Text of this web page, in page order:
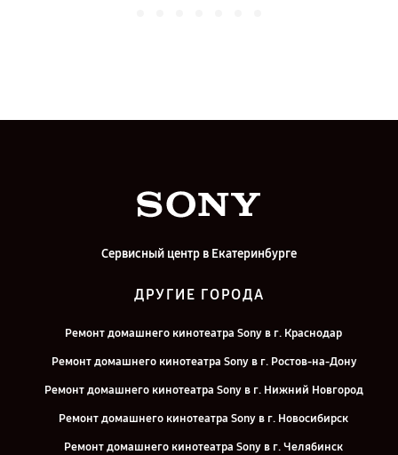
Сервисный центр в Екатеринбурге
ДРУГИЕ ГОРОДА
Ремонт домашнего кинотеатра Sony в г. Краснодар
Ремонт домашнего кинотеатра Sony в г. Ростов-на-Дону
Ремонт домашнего кинотеатра Sony в г. Нижний Новгород
Ремонт домашнего кинотеатра Sony в г. Новосибирск
Ремонт домашнего кинотеатра Sony в г. Челябинск